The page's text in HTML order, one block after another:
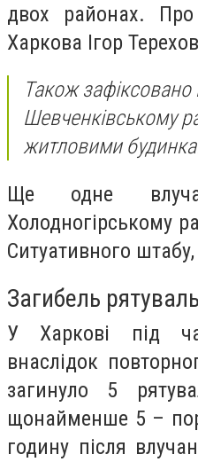
двох районах.
Харкова Ігор
Також
Шевченківському
житловими
Ще одне
Холодногірському
Ситуативного
Загибель
У Харкові під
внаслідок
загинуло 5
щонайменше 5 –
годину після